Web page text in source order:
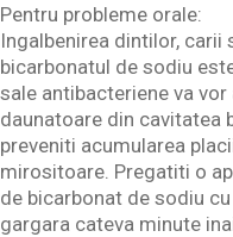
Pentru probleme orale:
Ingalbenirea dintilor, carii
bicarbonatul de sodiu
sale antibacteriene va
daunatoare din cavitatea
preveniti acumularea
mirositoare. Pregatiti o
de bicarbonat de sodiu
gargara cateva minute